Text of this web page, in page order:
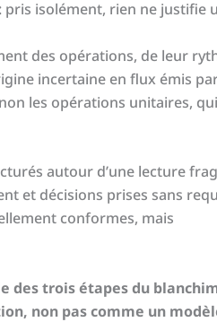
isolément, rien ne justifie
des opérations, de leur
incertaine en flux émis
les opérations unitaires,
autour d’une lecture
et décisions prises sans
conformes, mais
des trois étapes du
non pas comme un